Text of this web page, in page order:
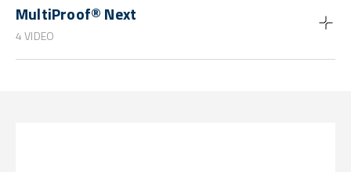
MultiProof® Next
4 VIDEO